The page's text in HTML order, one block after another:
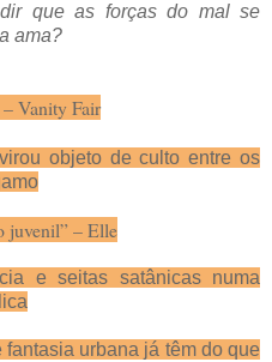
que as forças do mal se
ama?
– Vanity Fair
objeto de culto entre os
juvenil” – Elle
e seitas satânicas numa
urbana já têm do que